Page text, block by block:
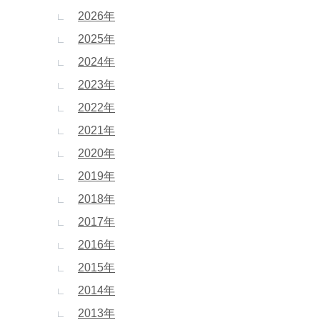
2026年
2025年
2024年
2023年
2022年
2021年
2020年
2019年
2018年
2017年
2016年
2015年
2014年
2013年